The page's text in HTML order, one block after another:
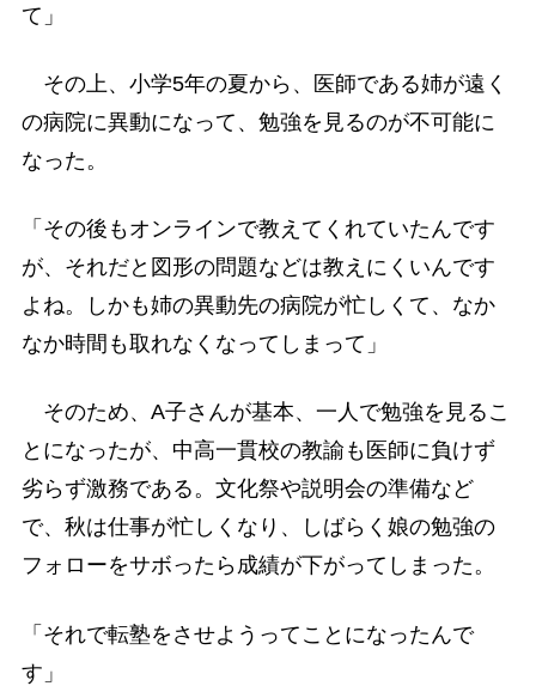
て」
その上、小学5年の夏から、医師である姉が遠く
の病院に異動になって、勉強を見るのが不可能に
なった。
「その後もオンラインで教えてくれていたんです
が、それだと図形の問題などは教えにくいんです
よね。しかも姉の異動先の病院が忙しくて、なか
なか時間も取れなくなってしまって」
そのため、A子さんが基本、一人で勉強を見るこ
とになったが、中高一貫校の教諭も医師に負けず
劣らず激務である。文化祭や説明会の準備など
で、秋は仕事が忙しくなり、しばらく娘の勉強の
フォローをサボったら成績が下がってしまった。
「それで転塾をさせようってことになったんで
す」